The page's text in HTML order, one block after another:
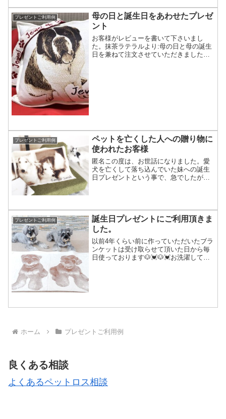
プレゼントご利用例
母の日と誕生日をあわせたプレゼ
ント
お客様がレビューを書いて下さいまし
た。抹茶ラテラルより:母の日と母の誕生
日を兼ねて注文させていただきました。
プレゼントご利用例
ペットを亡くした人への贈り物に
使われたお客様
匿名この度は、お世話になりました。愛
犬を亡くして落ち込んでいた妹への誕生
日プレゼントという事で、急でしたが日
涙でした。ニットがとても...
プレゼントご利用例
誕生日プレゼントにご利用頂きま
した。
以前4年くらい前に作っていただいたブラ
ンケットは受け取らせて頂いた日から毎
日使っております🐶💓🐶💓お洗濯しても
ホーム プレゼントご利用例
良くある相談
よくあるペットロス相談